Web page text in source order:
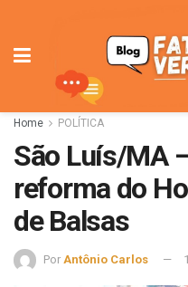
Home POLÍTICA
São Luís/MA
reforma do
de Balsas
Por Antônio Carlos